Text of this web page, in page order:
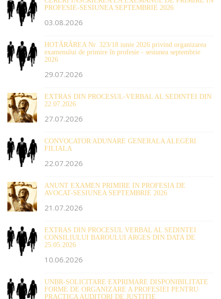
PROFESIE-SESIUNEA SEPTEMBRIE 2026
03.08.2026
HOTĂRÂREA Nr. 323/18 iunie 2026 privind organizarea
examenului de primire în profesie - sesiunea septembrie
2026
29.07.2026
EXTRAS DIN PROCESUL-VERBAL AL SEDINTEI DIN
22.07.2026
27.07.2026
CONVOCATOR ADUNARE GENERALA ALEGERI
FILIALA
22.07.2026
ANUNT EXAMEN PRIMIRE IN PROFESIA DE
AVOCAT-SESIUNEA SEPTEMBRIE 2026
21.07.2026
EXTRAS DIN PROCESUL VERBAL AL SEDINTEI
CONSILIULUI BAROULUI ARGES DIN DATA DE
25.05.2026
10.06.2026
UNBR-SOLICITARE EXPRIMARE DISPONIBILITATE
FORME DE ORGANIZARE A PROFESIEI PENTRU
PRACTICA AUDITORI DE JUSTITIE